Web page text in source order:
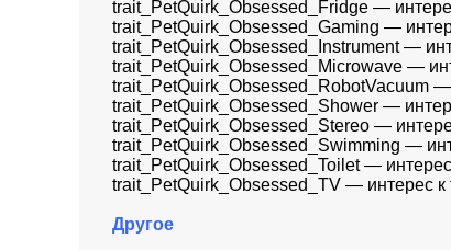
trait_PetQuirk_Obsessed_Fridge —
trait_PetQuirk_Obsessed_Gaming —
trait_PetQuirk_Obsessed_Instrument —
trait_PetQuirk_Obsessed_Microwave —
trait_PetQuirk_Obsessed_RobotVacuum
trait_PetQuirk_Obsessed_Shower —
trait_PetQuirk_Obsessed_Stereo —
trait_PetQuirk_Obsessed_Swimming —
trait_PetQuirk_Obsessed_Toilet — интерес
trait_PetQuirk_Obsessed_TV — интерес к
Другое